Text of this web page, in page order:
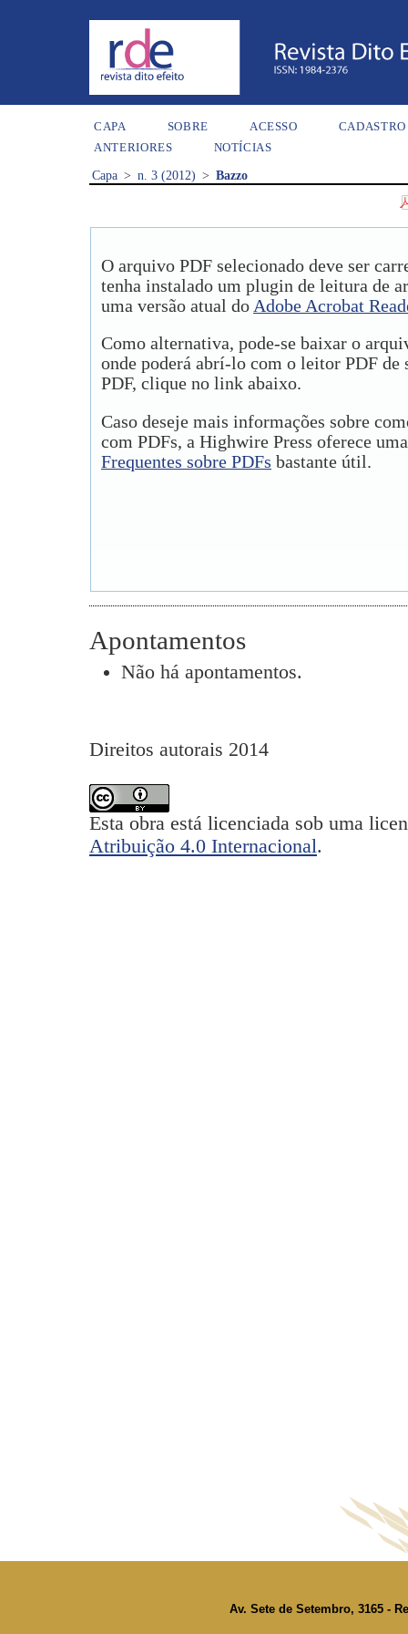
CAPA SOBRE ACESSO
CADASTRO
ANTERIORES
NOTÍCIAS
Capa > n. 3 (2012) > Bazzo
O arquivo PDF selecionado deve ser
tenha instalado um plugin de leitura de
uma versão atual do Adobe Acrobat
Como alternativa, pode-se baixar o
onde poderá abrí-lo com o leitor PDF de
PDF, clique no link abaixo.
Caso deseje mais informações sobre
com PDFs, a Highwire Press oferece
Frequentes sobre PDFs bastante útil.
Apontamentos
Não há apontamentos.
Direitos autorais 2014
Esta obra está licenciada sob uma
Atribuição 4.0 Internacional.
Av. Sete de Setembro, 3165 -